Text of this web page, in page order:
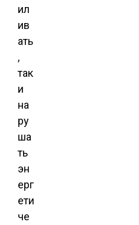
ил
ив
ать
,
так
и
на
ру
ша
ть
эн
ерг
ети
че